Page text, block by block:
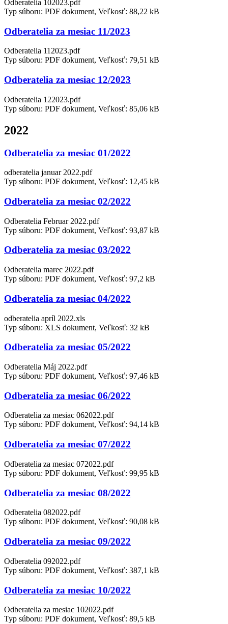
Odberatelia 102023.pdf
Typ súboru: PDF dokument, Veľkosť: 88,22 kB
Odberatelia za mesiac 11/2023
Odberatelia 112023.pdf
Typ súboru: PDF dokument, Veľkosť: 79,51 kB
Odberatelia za mesiac 12/2023
Odberatelia 122023.pdf
Typ súboru: PDF dokument, Veľkosť: 85,06 kB
2022
Odberatelia za mesiac 01/2022
odberatelia januar 2022.pdf
Typ súboru: PDF dokument, Veľkosť: 12,45 kB
Odberatelia za mesiac 02/2022
Odberatelia Februar 2022.pdf
Typ súboru: PDF dokument, Veľkosť: 93,87 kB
Odberatelia za mesiac 03/2022
Odberatelia marec 2022.pdf
Typ súboru: PDF dokument, Veľkosť: 97,2 kB
Odberatelia za mesiac 04/2022
odberatelia apríl 2022.xls
Typ súboru: XLS dokument, Veľkosť: 32 kB
Odberatelia za mesiac 05/2022
Odberatelia Máj 2022.pdf
Typ súboru: PDF dokument, Veľkosť: 97,46 kB
Odberatelia za mesiac 06/2022
Odberatelia za mesiac 062022.pdf
Typ súboru: PDF dokument, Veľkosť: 94,14 kB
Odberatelia za mesiac 07/2022
Odberatelia za mesiac 072022.pdf
Typ súboru: PDF dokument, Veľkosť: 99,95 kB
Odberatelia za mesiac 08/2022
Odberatelia 082022.pdf
Typ súboru: PDF dokument, Veľkosť: 90,08 kB
Odberatelia za mesiac 09/2022
Odberatelia 092022.pdf
Typ súboru: PDF dokument, Veľkosť: 387,1 kB
Odberatelia za mesiac 10/2022
Odberatelia za mesiac 102022.pdf
Typ súboru: PDF dokument, Veľkosť: 89,5 kB